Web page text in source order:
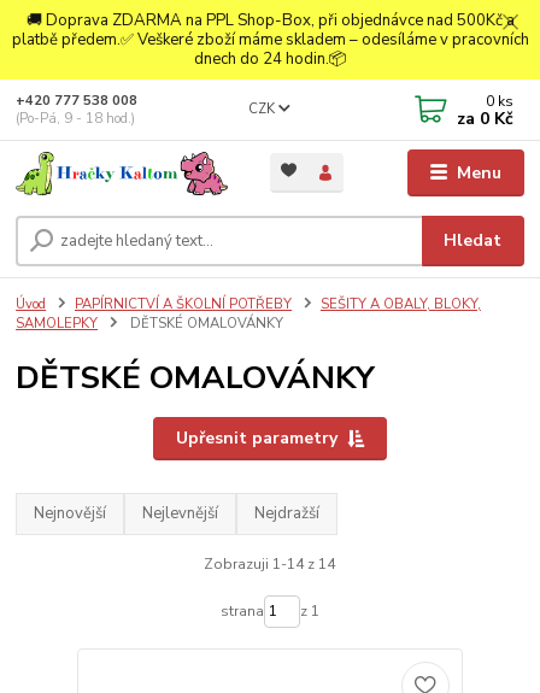
🚚 Doprava ZDARMA na PPL Shop-Box, při objednávce nad 500Kč a
platbě předem.✅ Veškeré zboží máme skladem – odesíláme v pracovních
dnech do 24 hodin.📦
Menu
CZK
Hledat
+420 777 538 008
(Po-Pá, 9 - 18 hod.)
0 ks
za 0 Kč
Úvod PAPÍRNICTVÍ A ŠKOLNÍ POTŘEBY
SEŠITY A OBALY, BLOKY,
SAMOLEPKY
DĚTSKÉ OMALOVÁNKY
DĚTSKÉ OMALOVÁNKY
Upřesnit parametry
Nejnovější Nejlevnější Nejdražší
Zobrazuji 1-14 z 14
strana z 1